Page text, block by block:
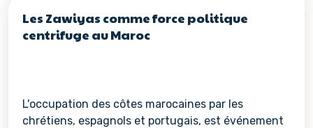
Les Zawiyas comme force politique
centrifuge au Maroc
L'occupation des côtes marocaines par les
chrétiens, espagnols et portugais, est événement